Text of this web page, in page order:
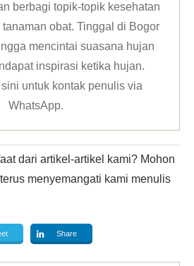
berbagi topik-topik kesehatan
obat. Tinggal di Bogor
mencintai suasana hujan
inspirasi ketika hujan.
untuk kontak penulis via
WhatsApp.
dari artikel-artikel kami? Mohon
menyemangati kami menulis
Share